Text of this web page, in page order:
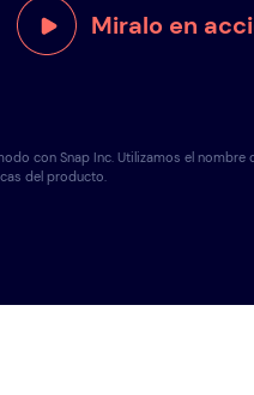
Miralo en
con Snap Inc. Utilizamos el nombre
del producto.